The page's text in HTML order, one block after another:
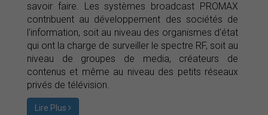
savoir faire. Les systèmes broadcast PROMAX
contribuent au développement des sociétés de
l'information, soit au niveau des organismes d'état
qui ont la charge de surveiller le spectre RF, soit au
niveau de groupes de media, créateurs de
contenus et même au niveau des petits réseaux
privés de télévision.
Lire Plus